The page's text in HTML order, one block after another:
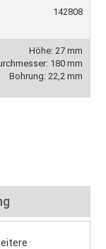
142808
Höhe: 27 mm
180 mm
Bohrung: 22,2 mm